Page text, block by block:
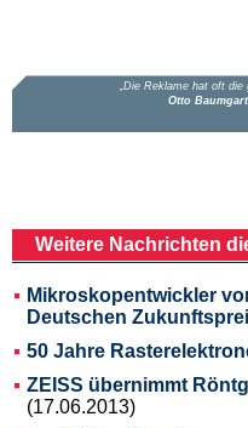
Weitere Nachrichten
Mikroskopentwickler
Deutschen
50 Jahre
ZEISS übernimmt
(17.06.2013)